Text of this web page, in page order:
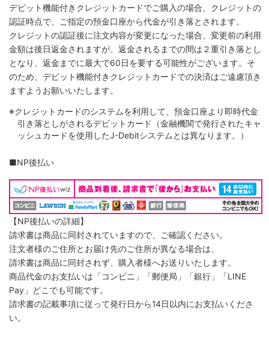
デビット機能付きクレジットカードでご購入の場合、クレジットの
認証時点で、ご指定の預金口座から代金が引き落とされます。
クレジットの認証後に注文内容が変更になった場合、変更前の利用
金額は後日返金されますが、返金されるまでの間は２重引き落とし
となり、返金までに最大で60日を要する可能性がございます。そ
のため、デビット機能付きクレジットカードでの決済はご遠慮頂き
ますようお願いいたします。
※クレジットカードのシステムを利用して、預金口座より即時代金
引き落としがされるデビットカード（金融機関で発行されたキャ
ッシュカードを使用したJ-Debitシステムとは異なります。）
■NP後払い
【NP後払いの詳細】
請求書は商品に同封されていますので、ご確認ください。
注文者様のご住所とお届け先のご住所が異なる場合は、
請求書は商品に同封されず、購入者様へお送りいたします。
商品代金のお支払いは「コンビニ」「郵便局」「銀行」「LINE
Pay」どこでも可能です。
請求書の記載事項に従って発行日から14日以内にお支払いくださ
い。